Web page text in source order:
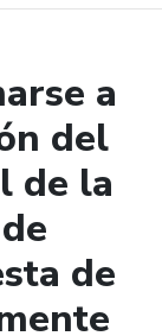
a
del
de la
de